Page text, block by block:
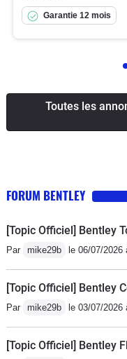
Garantie 12 mois
Toutes les
FORUM BENTLEY
[Topic Officiel] Bentley
Par mike29b le 06/07/2026
[Topic Officiel] Bentley
Par mike29b le 03/07/2026
[Topic Officiel] Bentley